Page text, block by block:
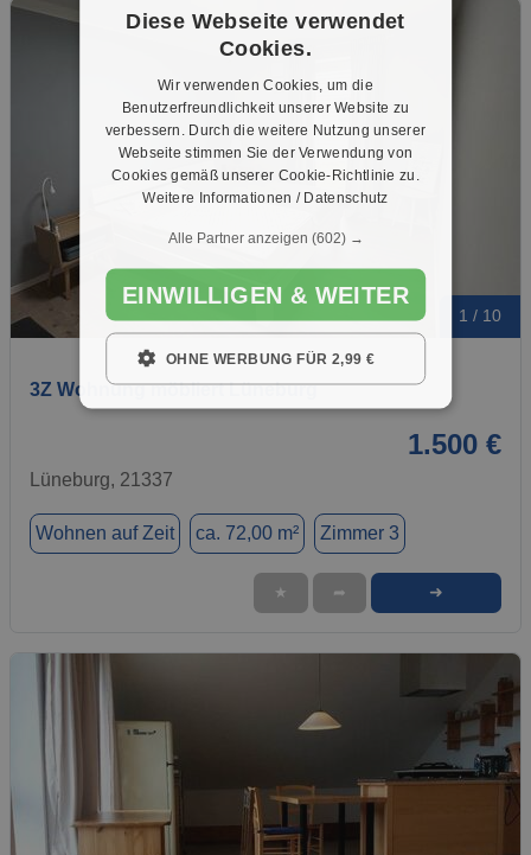
1 / 10
3Z Wohnung möbliert Lüneburg
1.500 €
Lüneburg, 21337
Wohnen auf Zeit ca. 72,00 m² Zimmer 3
★ ➦ ➜
Diese Webseite verwendet
Cookies.
Wir verwenden Cookies, um die
Benutzerfreundlichkeit unserer Website zu
verbessern. Durch die weitere Nutzung unserer
Webseite stimmen Sie der Verwendung von
Cookies gemäß unserer Cookie-Richtlinie zu.
Weitere Informationen / Datenschutz
Alle Partner anzeigen (602) →
EINWILLIGEN & WEITER
OHNE WERBUNG FÜR 2,99 €